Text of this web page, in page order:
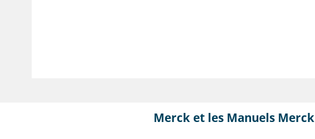
Merck et les Manuels Merck